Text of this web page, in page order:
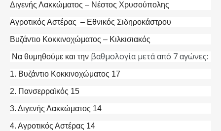
Διγενής Λακκώματος – Νέστος Χρυσούπολης
Αγροτικός Αστέρας – Εθνικός Σιδηροκάστρου
Βυζάντιο Κοκκινοχώματος – Κιλκισιακός
Να θυμηθούμε και την βαθμολογία μετά από 7 αγώνες:
1. Βυζάντιο Κοκκινοχώματος 17
2. Πανσερραϊκός 15
3. Διγενής Λακκώματος 14
4. Αγροτικός Αστέρας 14